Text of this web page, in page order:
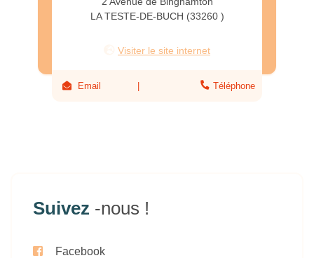
LA TESTE-DE-BUCH (33260 )
Visiter le site internet
Email Téléphone
Suivez -nous !
Facebook